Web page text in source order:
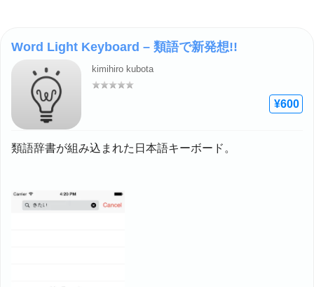
Word Light Keyboard – 類語で新発想!!
kimihiro kubota
¥600
類語辞書が組み込まれた日本語キーボード。